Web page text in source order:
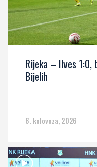
Rijeka – Ilves 1:0,
Bijelih
6. kolovoza, 2026